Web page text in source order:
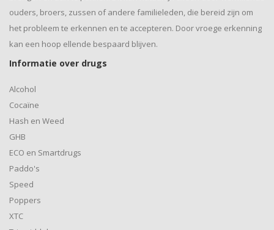
ouders, broers, zussen of andere familieleden, die bereid zijn om
het probleem te erkennen en te accepteren. Door vroege erkenning
kan een hoop ellende bespaard blijven.
Informatie over drugs
Alcohol
Cocaïne
Hash en Weed
GHB
ECO en Smartdrugs
Paddo's
Speed
Poppers
XTC